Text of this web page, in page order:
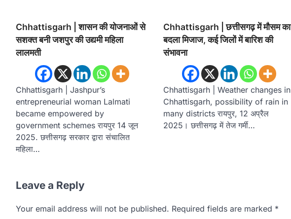
Chhattisgarh | शासन की योजनाओं से
सशक्त बनी जशपुर की उद्यमी महिला
लालमती
Chhattisgarh | Jashpur’s
entrepreneurial woman Lalmati
became empowered by
government schemes रायपुर 14 जून
2025. छत्तीसगढ़ सरकार द्वारा संचालित
महिला…
Chhattisgarh | छत्तीसगढ़ में मौसम का
बदला मिजाज, कई जिलों में बारिश की
संभावना
Chhattisgarh | Weather changes in
Chhattisgarh, possibility of rain in
many districts रायपुर, 12 अप्रैल
2025। छत्तीसगढ़ में तेज गर्मी…
Leave a Reply
Your email address will not be published. Required fields are marked *